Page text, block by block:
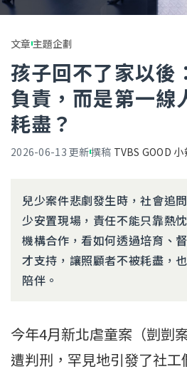
文章主題企劃
孩子回不了家以後
負責，而是第一線
耗盡？
2026-06-13 更新撰稿 TVBS GOOD 小
兒少案件悲劇發生時，社會追
少安置現場，責任不能只靠熱
機構合作，看如何透過培育、
才支持，讓照顧者不被耗盡，
陪伴。
今年4月新北虐童案（剴剴
遭判刑，罕見地引發了社